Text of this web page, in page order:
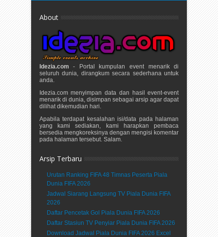
About
Idezia.com - Portal kumpulan event menarik di
seluruh dunia, dirangkum secara sederhana untuk
anda.
Idezia.com menyimpan data dan hasil event-event
menarik di dunia, disimpan sebagai arsip agar dapat
dilihat dikemudian hari.
Apabila terdapat kesalahan isi/data pada halaman
yang kami sediakan, kami harapkan pembaca
bersedia mengkoreksinya dengan mengisi komentar
pada halaman tersebut. Salam.
Arsip Terbaru
Urutan Ranking FIFA 48 Timnas Peserta Piala
Dunia FIFA 2026
Jadwal Siarang Langsung TV Piala Dunia FIFA
2026
Daftar Pencetak Gol Piala Dunia FIFA 2026
Daftar Stasiun TV Penyiar Piala Dunia FIFA 2026
Download Jadwal Piala Dunia FIFA 2026 Excel